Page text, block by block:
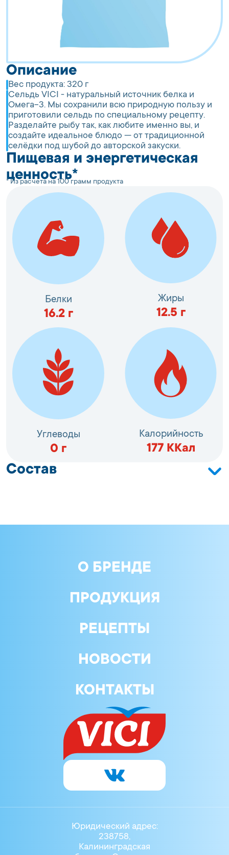
Описание
Вес продукта: 320 г
Сельдь VICI - натуральный источник белка и
Омега-3. Мы сохранили всю природную пользу и
приготовили сельдь по специальному рецепту.
Разделайте рыбу так, как любите именно вы, и
создайте идеальное блюдо — от традиционной
селёдки под шубой до авторской закуски.
Пищевая и энергетическая
ценность*
* Из расчета на 100 грамм продукта
Белки
16.2г
Жиры
12.5 г
Углеводы
0 г
Калорийность
177ККал
Состав
О БРЕНДЕ
ПРОДУКЦИЯ
РЕЦЕПТЫ
НОВОСТИ
КОНТАКТЫ
Юридический адрес:
238758,
Калининградская